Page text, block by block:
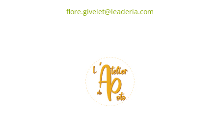
flore.givelet@leaderia.com